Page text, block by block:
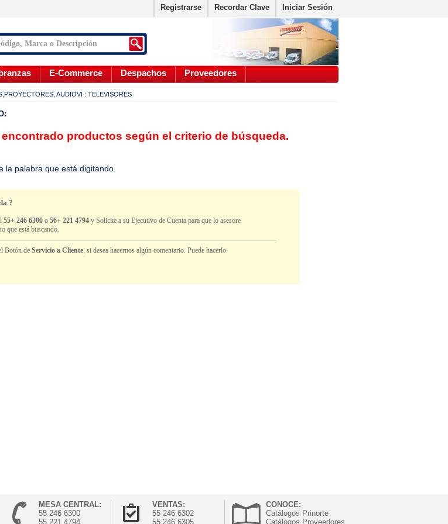
Registrarse Recordar Clave Iniciar Sesión
E-Commerce Despachos Proveedores
AUDIOVI : TELEVISORES
encontrado productos según el criterio de búsqueda.
la palabra que está digitando.
?
55+ 246 6300 o56+ 221 4794 y Solicite a su Ejecutivo de Cuenta para que lo asesore
que está buscando.
Botón deServicio a Cliente, si desea hacernos algún comentario. Puede hacerlo
MESA CENTRAL:
55 246 6300
55 221 4794
VENTAS:
55 246 6302
55 246 6305
CONOCE:
Catálogos Prinorte
Catálogos Proveedores